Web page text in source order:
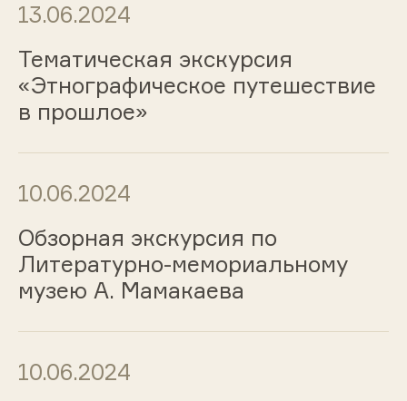
13.06.2024
Тематическая экскурсия
«Этнографическое путешествие
в прошлое»
10.06.2024
Обзорная экскурсия по
Литературно-мемориальному
музею А. Мамакаева
10.06.2024